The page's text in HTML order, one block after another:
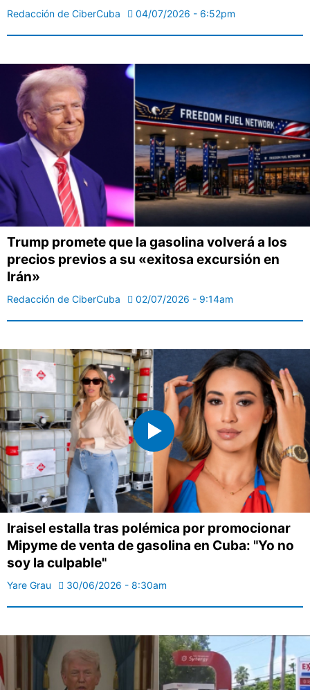
Redacción de CiberCuba 04/07/2026 - 6:52pm
Trump promete que la gasolina volverá a los
precios previos a su «exitosa excursión en
Irán»
Redacción de CiberCuba 02/07/2026 - 9:14am
Iraisel estalla tras polémica por promocionar
Mipyme de venta de gasolina en Cuba: "Yo no
soy la culpable"
Yare Grau 30/06/2026 - 8:30am